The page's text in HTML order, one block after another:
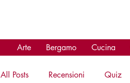
Arte Bergamo Cucina
All Posts Recensioni Quiz